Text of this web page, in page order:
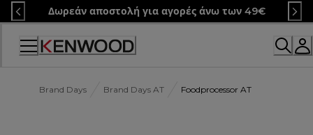
Skip
to
Content
Δωρεάν αποστολή για αγορές άνω των 49€
Brand Days Brand Days AT Foodprocessor AT